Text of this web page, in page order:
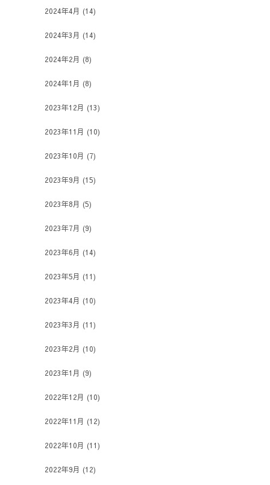
2024年4月 (14)
2024年3月 (14)
2024年2月 (8)
2024年1月 (8)
2023年12月 (13)
2023年11月 (10)
2023年10月 (7)
2023年9月 (15)
2023年8月 (5)
2023年7月 (9)
2023年6月 (14)
2023年5月 (11)
2023年4月 (10)
2023年3月 (11)
2023年2月 (10)
2023年1月 (9)
2022年12月 (10)
2022年11月 (12)
2022年10月 (11)
2022年9月 (12)